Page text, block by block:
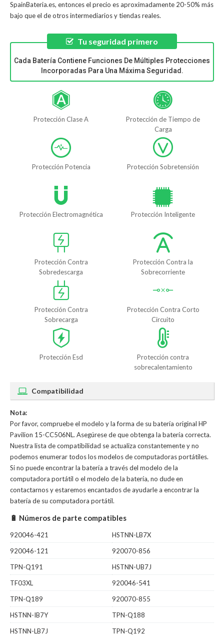
SpainBateria.es, entonces el precio es aproximadamente 20-50% más
bajo que el de otros intermediarios y tiendas reales.
Tu seguridad primero
Cada Batería Contiene Funciones De Múltiples Protecciones
Incorporadas Para Una Máxima Seguridad.
Protección Clase A
Protección de Tiempo de
Carga
Protección Potencia Protección Sobretensión
Protección Electromagnética Protección Inteligente
Protección Contra
Sobredescarga
Protección Contra la
Sobrecorriente
Protección Contra
Sobrecarga
Protección Contra Corto
Circuito
Protección Esd
Protección contra
sobrecalentamiento
Compatibilidad
Nota:
Por favor, compruebe el modelo y la forma de su batería original HP
Pavilion 15-CC506NL. Asegúrese de que obtenga la batería correcta.
Nuestra lista de compatibilidad se actualiza constantemente y no
podemos enumerar todos los modelos de computadoras portátiles.
Si no puede encontrar la batería a través del modelo de la
computadora portátil o el modelo de la batería, no dude en
contactarnos y estaremos encantados de ayudarle a encontrar la
batería de su computadora portátil.
🔋 Números de parte compatibles
920046-421
HSTNN-LB7X
920046-121
920070-856
TPN-Q191
HSTNN-UB7J
TF03XL
920046-541
TPN-Q189
920070-855
HSTNN-IB7Y
TPN-Q188
HSTNN-LB7J
TPN-Q192